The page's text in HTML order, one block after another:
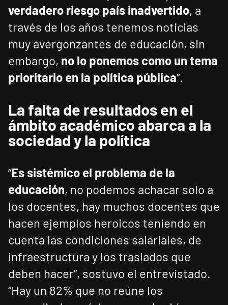
verdadero riesgo país inadvertido, a
través de los años tenemos noticias
muy avergonzantes de educación, sin
embargo, no lo ponemos como un tema
prioritario en la política pública”.
La falta de resultados en el
ámbito académico abarca a la
sociedad y la política
“Es sistémico el problema de la
educación, no podemos achacar solo a
los docentes, hay muchos docentes que
hacen ejemplos heroicos teniendo en
cuenta las condiciones salariales, de
infraestructura y los traslados que
deben hacer”, sostuvo el entrevistado.
“Hay un 82% que no reúne los